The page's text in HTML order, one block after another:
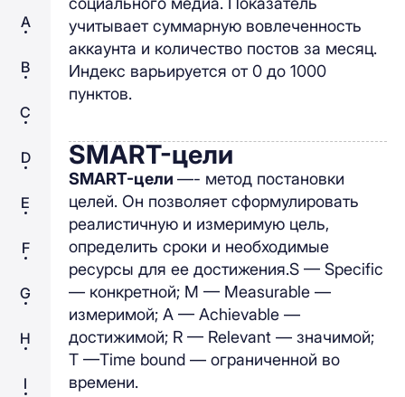
A
B
C
D
E
F
G
H
I
учитывает суммарную вовлеченность
аккаунта и количество постов за месяц.
Индекс варьируется от 0 до 1000
пунктов.
SMART-цели
SMART-цели —- метод постановки
целей. Он позволяет сформулировать
реалистичную и измеримую цель,
определить сроки и необходимые
ресурсы для ее достижения.S — Specific
— конкретной; M — Measurable —
измеримой; A — Achievable —
достижимой; R — Relevant — значимой;
T —Time bound — ограниченной во
времени.